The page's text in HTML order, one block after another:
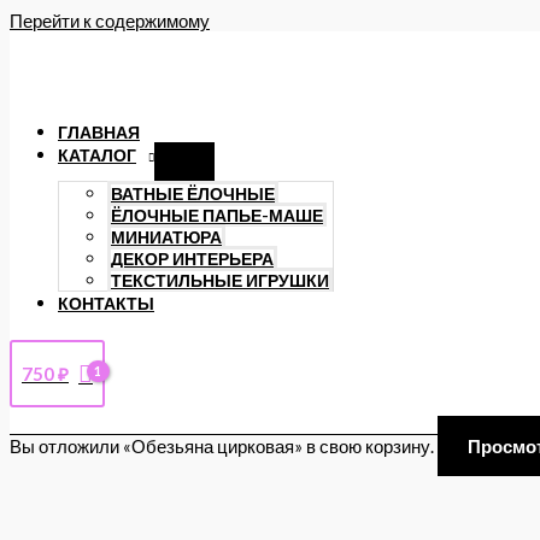
Перейти к содержимому
ГЛАВНАЯ
КАТАЛОГ
ВАТНЫЕ ЁЛОЧНЫЕ
ЁЛОЧНЫЕ ПАПЬЕ-МАШЕ
МИНИАТЮРА
ДЕКОР ИНТЕРЬЕРА
ТЕКСТИЛЬНЫЕ ИГРУШКИ
КОНТАКТЫ
750₽
Вы отложили «Обезьяна цирковая» в свою корзину.